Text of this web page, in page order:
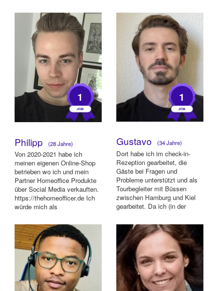
1
Philipp (28 Jahre)
Von 2020-2021 habe ich
meinen eigenen Online-Shop
betrieben wo ich und mein
Partner Homeoffice Produkte
über Social Media verkauften.
https://thehomeofficer.de Ich
würde mich als
1
Gustavo (34 Jahre)
Dort habe ich im check-in-
Rezeption gearbeitet, die
Gäste bei Fragen und
Probleme unterstützt und als
Tourbegleiter mit Büssen
zwischen Hamburg und Kiel
gearbeitet. Da ich (in der